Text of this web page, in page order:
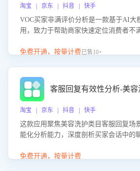
淘宝 | 京东 | 抖音 | 快手
VOC买家非满评价分析是一款基于AI大
用，致力于帮助商家快速定位消费者不
客服原因或其它部门原因，明确责任归
改，有效提升客户满意度和店铺整体服
免费开通，按量计费已售10+
客服回复有效性分析-美
淘宝 | 京东 | 抖音 | 快手
这款应用聚焦美容洗护类目客服回复场
能化分析能力，深度剖析买家会话中的
答的有效性与完整性，输出针对性改进
免费开通，按量计费